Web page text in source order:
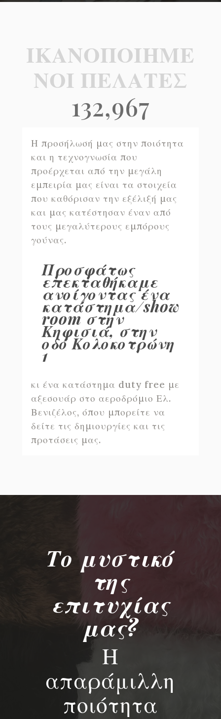
ΙΚΑΝΟΠΟΙΗΜΕ
ΝΟΙ ΠΕΛΑΤΕΣ
132,967
Η προσήλωσή μας στην ποιότητα
και η τεχνογνωσία που
προέρχεται από την μεγάλη
εμπειρία μας είναι τα στοιχεία
που καθόρισαν την εξέλιξή μας
και μας κατέστησαν έναν από
τους μεγαλύτερους εμπόρους
γούνας.
Προσφάτως
επεκταθήκαμε
ανοίγοντας ένα
κατάστημα/show
room στην
Κηφισιά, στην
οδό Κολοκοτρώνη
1
κι ένα κατάστημα duty free με
αξεσουάρ στο αεροδρόμιο Ελ.
Βενιζέλος, όπου μπορείτε να
δείτε τις δημιουργίες και τις
προτάσεις μας.
Το μυστικό
της
επιτυχίας
μας?
Η
απαράμιλλη
ποιότητα